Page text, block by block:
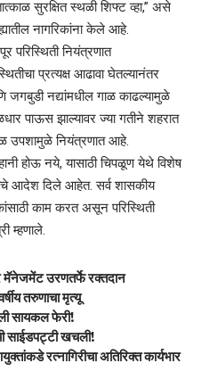
सुरक्षित स्थळी शिफ्ट व्हा,” असे
नागरिकांना केले आहे.
परिस्थिती नियंत्रणात
प्रत्यक्ष आढावा घेतल्यानंतर
जगबुडी नद्यांमधील गाळ काढल्यामुळे
पाऊस झाल्यावर ज्या गतीने शहरात
उपशामुळे नियंत्रणात आहे.
होऊ नये, यासाठी चिपळूण येथे विशेष
आदेश दिले आहेत. सर्व शासकीय
काम करत असून परिस्थिती
म्हणाले.
उरणतर्फे रक्तदान
तरुणाचा मृत्यू
सायकल फेरी!
साईडपट्टी खचली!
रत्नागिरीचा अतिरिक्त कार्यभार